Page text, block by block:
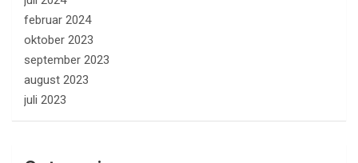
februar 2024
oktober 2023
september 2023
august 2023
juli 2023